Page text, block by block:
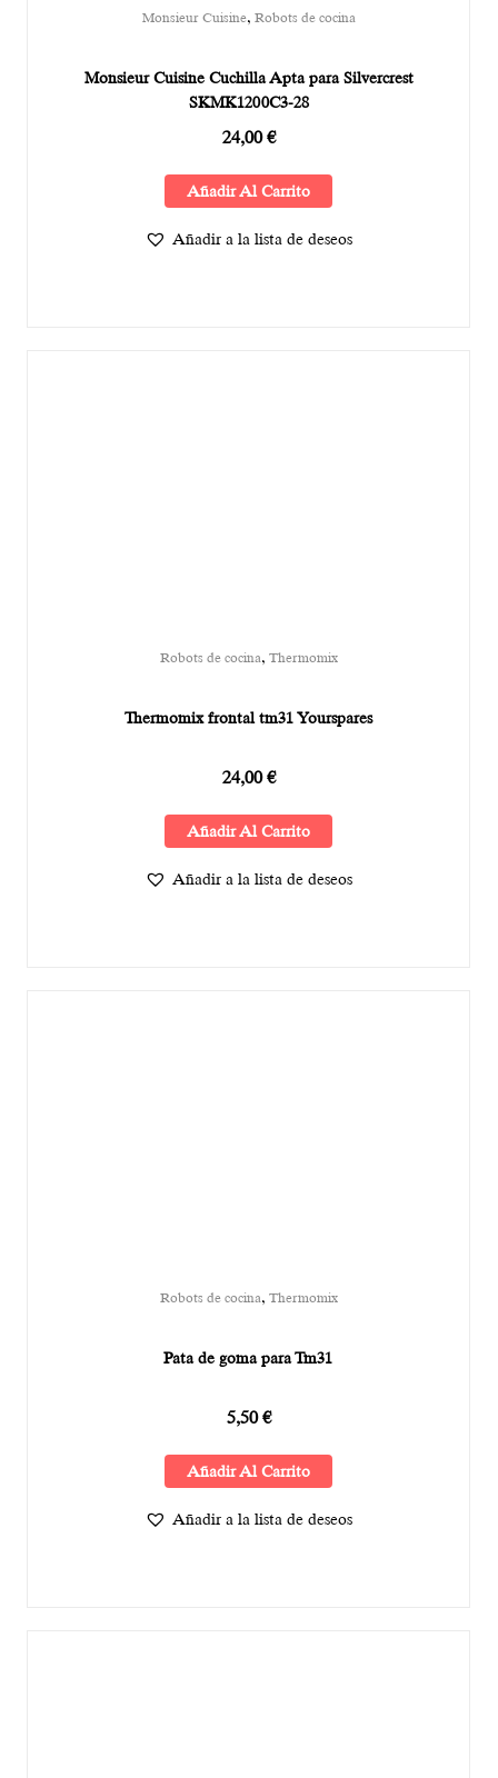
Monsieur Cuisine, Robots de cocina
Monsieur Cuisine Cuchilla Apta para Silvercrest
SKMK1200C3-28
24,00€
Añadir Al Carrito
Añadir a la lista de deseos
Robots de cocina, Thermomix
Thermomix frontal tm31 Yourspares
24,00€
Añadir Al Carrito
Añadir a la lista de deseos
Robots de cocina, Thermomix
Pata de goma para Tm31
5,50€
Añadir Al Carrito
Añadir a la lista de deseos